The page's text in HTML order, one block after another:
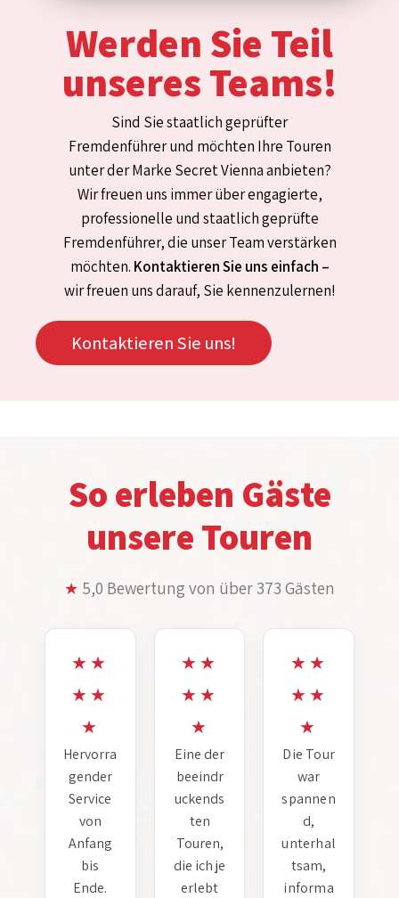
Werden Sie Teil
unseres Teams!
Sind Sie staatlich geprüfter
Fremdenführer und möchten Ihre Touren
unter der Marke Secret Vienna anbieten?
Wir freuen uns immer über engagierte,
professionelle und staatlich geprüfte
Fremdenführer, die unser Team verstärken
möchten. Kontaktieren Sie uns einfach –
wir freuen uns darauf, Sie kennenzulernen!
Kontaktieren Sie uns!
So erleben Gäste
unsere Touren
★ 5,0 Bewertung von über 373 Gästen
★★
★★
★
Hervorra
gender
Service
von
Anfang
bis
Ende.
★★
★★
★
Eine der
beeindr
uckends
ten
Touren,
die ich je
erlebt
★★
★★
★
Die Tour
war
spannen
d,
unterhal
tsam,
informa